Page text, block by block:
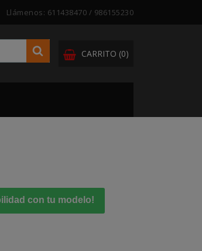
Llámenos: 611438470 / 986155230
CARRITO (0)
con tu modelo!